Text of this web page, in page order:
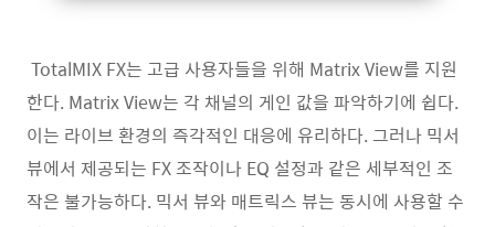
TotalMIX FX는 고급 사용자들을 위해 Matrix View를 지원
한다. Matrix View는 각 채널의 게인 값을 파악하기에 쉽다.
이는 라이브 환경의 즉각적인 대응에 유리하다. 그러나 믹서
뷰에서 제공되는 FX 조작이나 EQ 설정과 같은 세부적인 조
작은 불가능하다. 믹서 뷰와 매트릭스 뷰는 동시에 사용할 수